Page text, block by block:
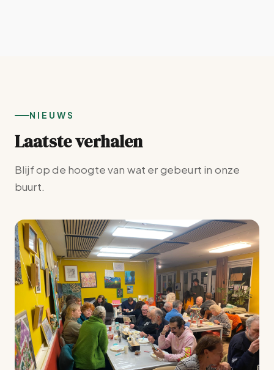
NIEUWS
Laatste verhalen
Blijf op de hoogte van wat er gebeurt in onze
buurt.